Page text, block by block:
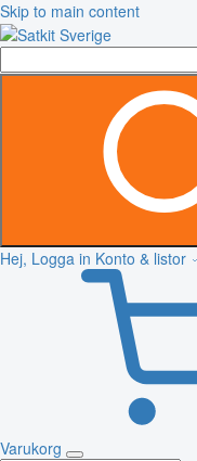
Skip to main content
Hej, Logga in Konto & listor
Varukorg